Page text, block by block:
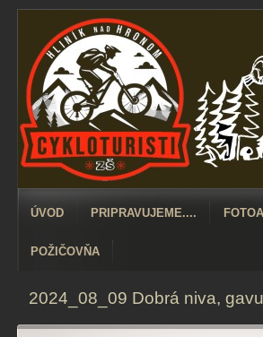
ÚVOD PRIPRAVUJEME....
POŽIČOVŇA
2024_08_09 Dobrá niva,